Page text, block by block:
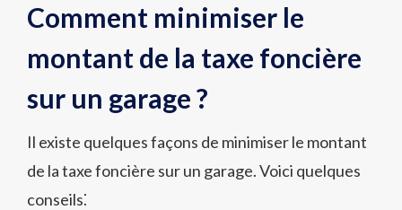
Comment minimiser le
montant de la taxe foncière
sur un garage ?
Il existe quelques façons de minimiser le montant
de la taxe foncière sur un garage. Voici quelques
conseils⁚